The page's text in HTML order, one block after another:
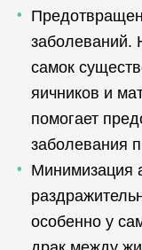
заболеваний.
самок
яичников и
помогает
заболевания
Минимизация
особенно у